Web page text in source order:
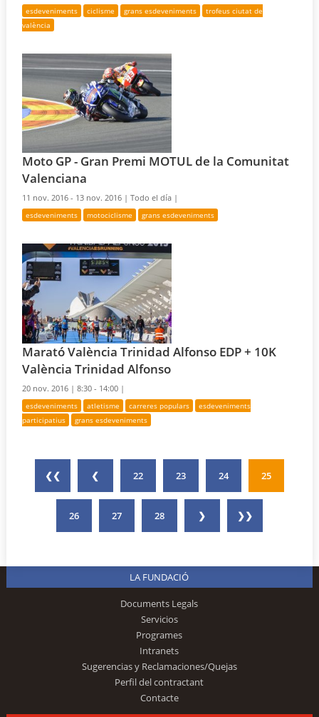
esdeveniments ciclisme grans esdeveniments
trofeus ciutat de
valència
Moto GP - Gran Premi MOTUL de la Comunitat
Valenciana
11 nov. 2016 - 13 nov. 2016 |Todo el día |
esdeveniments motociclisme grans esdeveniments
Marató València Trinidad Alfonso EDP + 10K
València Trinidad Alfonso
20 nov. 2016 |8:30 - 14:00 |
esdeveniments atletisme carreres populars
esdeveniments
participatius
grans esdeveniments
❮❮ ❮ 22 23 24 25
26 27 28 ❯ ❯❯
LA FUNDACIÓ
Documents Legals
Servicios
Programes
Intranets
Sugerencias y Reclamaciones/Quejas
Perfil del contractant
Contacte